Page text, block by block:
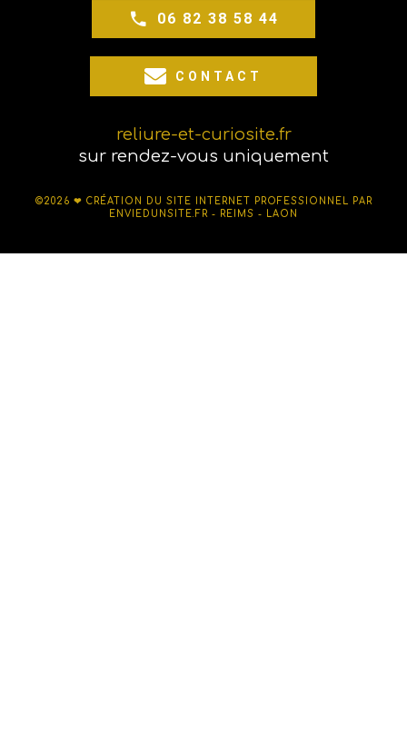
06 82 38 58 44
CONTACT
reliure-et-curiosite.fr
sur rendez-vous uniquement
©2026 ❤ CRÉATION DU SITE INTERNET PROFESSIONNEL PAR
ENVIEDUNSITE.FR - REIMS - LAON